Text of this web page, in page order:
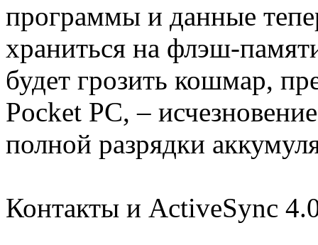
программы и данные
храниться на флэш-
будет грозить кошмар,
Pocket PC, –
полной разрядки
Контакты и ActiveSync